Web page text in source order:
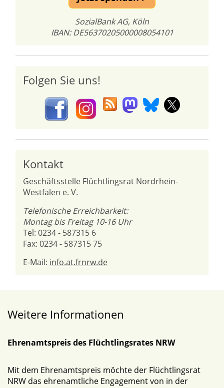
SozialBank AG, Köln
IBAN: DE56370205000008054101
Folgen Sie uns!
Kontakt
Geschäftsstelle Flüchtlingsrat Nordrhein-
Westfalen e. V.
Telefonische Erreichbarkeit:
Montag bis Freitag 10-16 Uhr
Tel: 0234 - 587315 6
Fax: 0234 - 587315 75
E-Mail: info.at.frnrw.de
Weitere Informationen
Ehrenamtspreis des Flüchtlingsrates NRW
Mit dem Ehrenamtspreis möchte der Flüchtlingsrat
NRW das ehrenamtliche Engagement von in der